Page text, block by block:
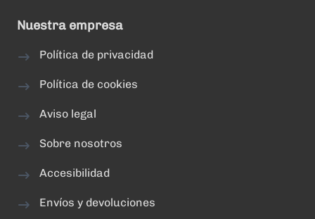
Nuestra empresa
Política de privacidad
Política de cookies
Aviso legal
Sobre nosotros
Accesibilidad
Envíos y devoluciones